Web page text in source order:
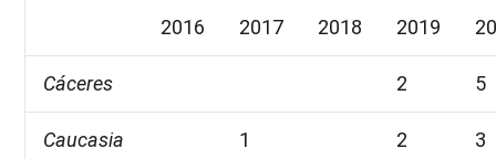
2016 2017 2018 2019
Cáceres 2 5
Caucasia 1 2 3